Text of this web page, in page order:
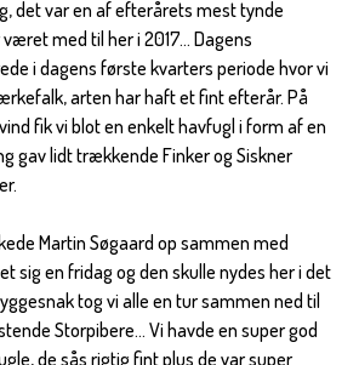
det var en af efterårets mest tynde
med til her i 2017... Dagens
i dagens første kvarters periode hvor vi
arten har haft et fint efterår. På
fik vi blot en enkelt havfugl i form af en
gav lidt trækkende Finker og Siskner
Martin Søgaard op sammen med
sig en fridag og den skulle nydes her i det
tog vi alle en tur sammen ned til
Storpibere... Vi havde en super god
de sås rigtig fint plus de var super